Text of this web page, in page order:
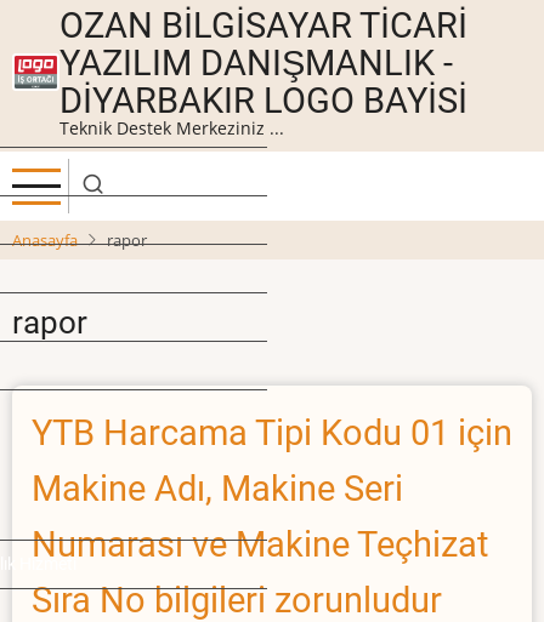
içeriğe
atla
OZAN BILGISAYAR TICARI
YAZILIM DANIŞMANLIK -
DIYARBAKIR LOGO BAYISI
Teknik Destek Merkeziniz ...
Hizmeti
Anasayfa rapor
rapor
YTB Harcama Tipi Kodu 01 için
Makine Adı, Makine Seri
Numarası ve Makine Teçhizat
Sıra No bilgileri zorunludur